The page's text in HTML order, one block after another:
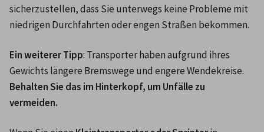
sicherzustellen, dass Sie unterwegs keine Probleme mit
niedrigen Durchfahrten oder engen Straßen bekommen.
Ein weiterer Tipp: Transporter haben aufgrund ihres
Behalten Sie das im Hinterkopf, um Unfälle zu
vermeiden.